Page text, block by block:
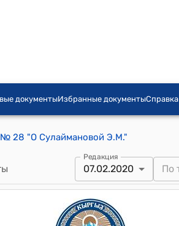
документыИзбранные документыСправка
№ 28 "О Сулаймановой Э.М."
Редакция
07.02.2020